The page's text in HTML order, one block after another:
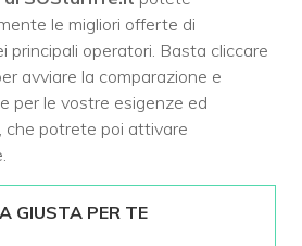
le migliori offerte di
principali operatori. Basta cliccare
avviare la comparazione e
per le vostre esigenze ed
che potrete poi attivare
GIUSTA PER TE